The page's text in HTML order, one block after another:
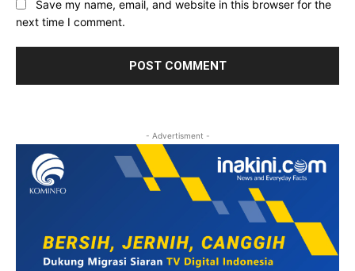
Save my name, email, and website in this browser for the
next time I comment.
- Advertisment -